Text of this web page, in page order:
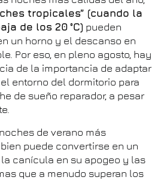
tropicales” (cuando la
de los 20 °C) pueden
un horno y el descanso en
Por eso, en pleno agosto, hay
de la importancia de adaptar
entorno del dormitorio para
de sueño reparador, a pesar
de verano más
puede convertirse en un
canícula en su apogeo y las
que a menudo superan los